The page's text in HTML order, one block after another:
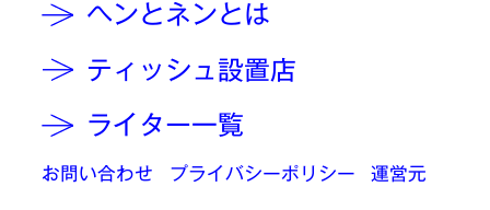
ヘンとネンとは
ティッシュ設置店
ライター一覧
お問い合わせ プライバシーポリシー 運営元